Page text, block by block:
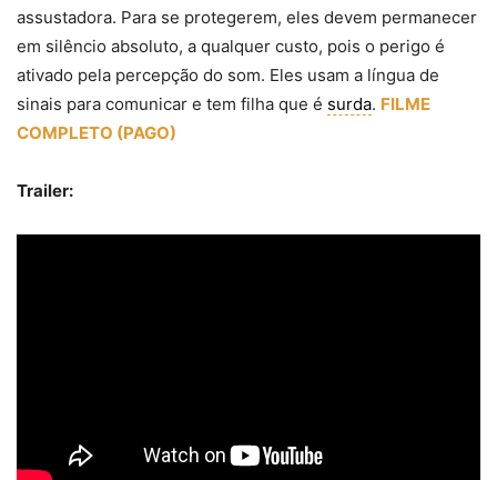
assustadora. Para se protegerem, eles devem permanecer
em silêncio absoluto, a qualquer custo, pois o perigo é
ativado pela percepção do som. Eles usam a língua de
sinais para comunicar e tem filha que é surda. FILME
COMPLETO (PAGO)
Trailer: